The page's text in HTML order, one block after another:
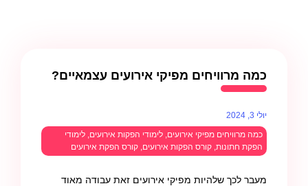
כמה מרוויחים מפיקי אירועים עצמאיים?
יולי 3, 2024
כמה מרוויחים מפיקי אירועים, לימודי הפקות אירועים, לימודי
הפקת חתונות, קורס הפקות אירועים, קורס הפקת אירועים
מעבר לכך שלהיות מפיקי אירועים זאת עבודה מאוד